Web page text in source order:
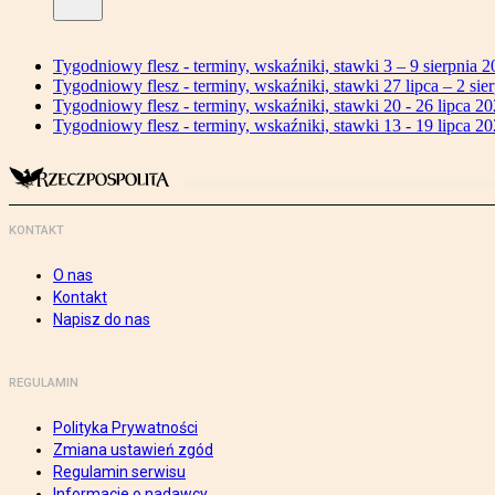
Tygodniowy flesz - terminy, wskaźniki, stawki 3 – 9 sierpnia
Tygodniowy flesz - terminy, wskaźniki, stawki 27 lipca – 2
Tygodniowy flesz - terminy, wskaźniki, stawki 20 - 26 lipca
Tygodniowy flesz - terminy, wskaźniki, stawki 13 - 19 lipca
KONTAKT
O nas
Kontakt
Napisz do nas
REGULAMIN
Polityka Prywatności
Zmiana ustawień zgód
Regulamin serwisu